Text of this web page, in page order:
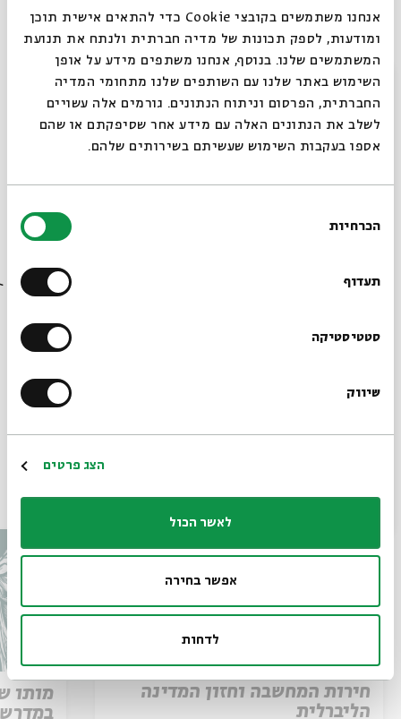
אנחנו משתמשים בקובצי Cookie כדי להתאים אישית תוכן
ומודעות, לספק תכונות של מדיה חברתית ולנתח את תנועת
המשתמשים שלנו. בנוסף, אנחנו משתפים מידע על אופן
השימוש באתר שלנו עם השותפים שלנו מתחומי המדיה
החברתית, הפרסום וניתוח הנתונים. גורמים אלה עשויים
לשלב את הנתונים האלה עם מידע אחר שסיפקתם או שהם
אספו בעקבות השימוש שעשיתם בשירותים שלהם.
הסכמה
הכרחיות
תעדוף
סטטיסטיקה
שיווק
הצג פרטים
לאשר הכול
אפשר בחירה
לדחות
עוד בבית אבי חי
חירות המחשבה וחזון המדינה
הליברלית
מותו
סגור